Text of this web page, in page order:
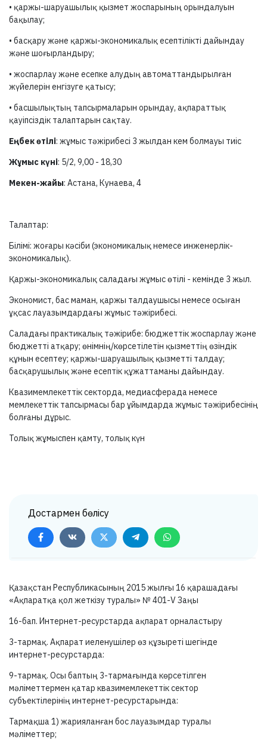
• қаржы-шаруашылық қызмет жоспарының орындалуын
бақылау;
• басқару және қаржы-экономикалық есептілікті дайындау
және шоғырландыру;
• жоспарлау және есепке алудың автоматтандырылған
жүйелерін енгізуге қатысу;
• басшылықтың тапсырмаларын орындау, ақпараттық
қауіпсіздік талаптарын сақтау.
Еңбек өтілі: жұмыс тәжірибесі 3 жылдан кем болмауы тиіс
Жұмыс күні: 5/2, 9,00 - 18,30
Мекен-жайы: Астана, Кунаева, 4
Талаптар:
Білімі: жоғары кәсіби (экономикалық немесе инженерлік-
экономикалық).
Қаржы-экономикалық саладағы жұмыс өтілі - кемінде 3 жыл.
Экономист, бас маман, қаржы талдаушысы немесе осыған
ұқсас лауазымдардағы жұмыс тәжірибесі.
Саладағы практикалық тәжірибе: бюджеттік жоспарлау және
бюджетті атқару; өнімнің/көрсетілетін қызметтің өзіндік
құнын есептеу; қаржы-шаруашылық қызметті талдау;
басқарушылық және есептік құжаттаманы дайындау.
Квазимемлекеттік секторда, медиасферада немесе
мемлекеттік тапсырмасы бар ұйымдарда жұмыс тәжірибесінің
болғаны дұрыс.
Толық жұмыспен қамту, толық күн
Достармен бөлісу
Қазақстан Республикасының 2015 жылғы 16 қарашадағы
«Ақпаратқа қол жеткізу туралы» № 401-V Заңы
16-бап. Интернет-ресурстарда ақпарат орналастыру
3-тармақ. Ақпарат иеленушілер өз құзыреті шегінде
интернет-ресурстарда:
9-тармақ. Осы баптың 3-тармағындакөрсетілген
мәліметтермен қатар квазимемлекеттік сектор
субъектілерінің интернет-ресурстарында:
Тармақша 1) жарияланған бос лауазымдар туралы
мәліметтер;